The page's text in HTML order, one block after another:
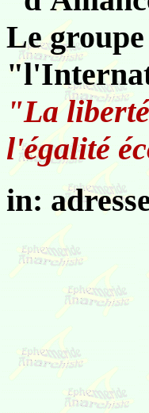
Le
"La
l'égalité
in: